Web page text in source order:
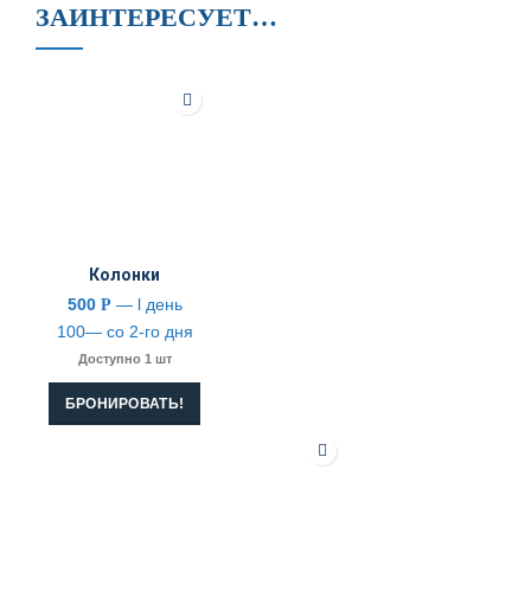
ЗАИНТЕРЕСУЕТ…
Колонки
500 Р — l день
100— со 2-го дня
Доступно 1 шт
БРОНИРОВАТЬ!